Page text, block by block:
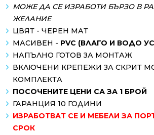
МОЖЕ ДА СЕ ИЗРАБОТИ БЪРЗО В
ЖЕЛАНИЕ
ЦВЯТ - ЧЕРЕН МАТ
МАСИВЕН - PVC (ВЛАГО И ВОДО
НАПЪЛНО ГОТОВ ЗА МОНТАЖ
ВКЛЮЧЕНИ КРЕПЕЖИ ЗА СКРИТ
КОМПЛЕКТА
ПОСОЧЕНИТЕ ЦЕНИ СА ЗА 1 БРОЙ
ГАРАНЦИЯ 10 ГОДИНИ
ИЗРАБОТВАТ СЕ И МЕБЕЛИ ЗА
СРОК